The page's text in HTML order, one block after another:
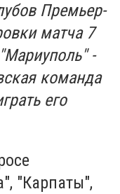
Премьер-
матча 7
-
команда
его
"Карпаты",